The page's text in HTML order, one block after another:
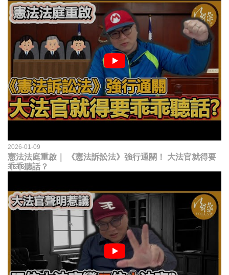
2026-01-09
憲法法庭重啟｜ 《憲法訴訟法》強行通關！ 大法官就得要
乖乖聽話？